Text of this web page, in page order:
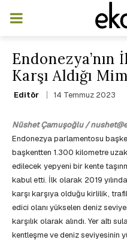
Karşı Aldığı
Editör 14 Temmuz 2023
Nüshet Çamuşoğlu /
Endonezya parlamentosu
başkentten 1.300 kilometre
edilecek yepyeni bir kente
kabul etti. İlk olarak 2019
karşı karşıya olduğu kirlilik,
edici olanı yükselen deniz
karşılık olarak alındı. Yer altı
kentleşme ve deniz seviyesinin